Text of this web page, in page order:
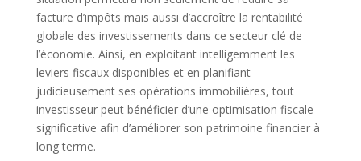
facture d’impôts mais aussi d’accroître la rentabilité
globale des investissements dans ce secteur clé de
l’économie. Ainsi, en exploitant intelligemment les
leviers fiscaux disponibles et en planifiant
judicieusement ses opérations immobilières, tout
investisseur peut bénéficier d’une optimisation fiscale
significative afin d’améliorer son patrimoine financier à
long terme.